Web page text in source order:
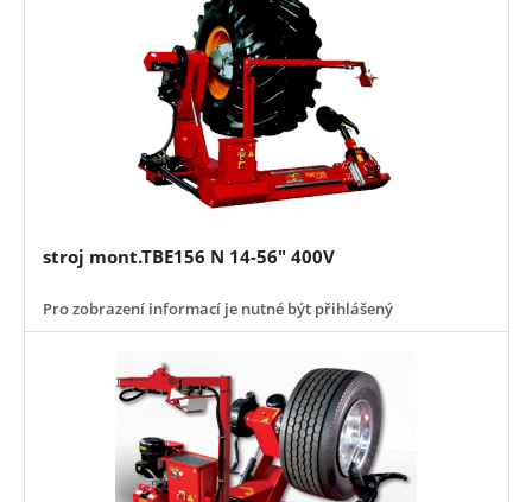
stroj mont.TBE156 N 14-56" 400V
Pro zobrazení informací je nutné být přihlášený